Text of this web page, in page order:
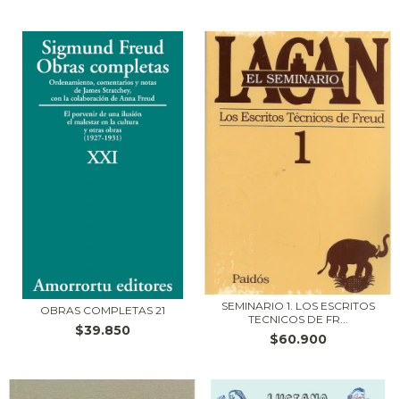
OBRAS COMPLETAS 21
$39.850
SEMINARIO 1. LOS ESCRITOS
TECNICOS DE FR...
$60.900